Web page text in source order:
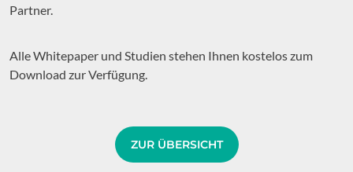
Partner.
Alle Whitepaper und Studien stehen Ihnen kostelos zum
Download zur Verfügung.
ZUR ÜBERSICHT